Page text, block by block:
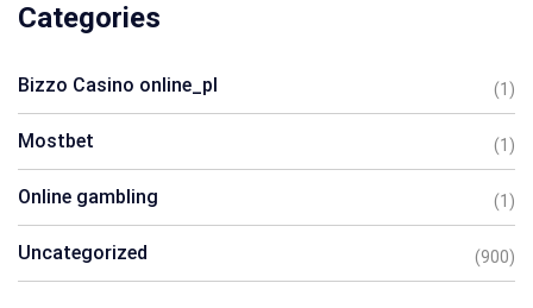
Categories
Bizzo Casino online_pl (1)
Mostbet (1)
Online gambling (1)
Uncategorized (900)